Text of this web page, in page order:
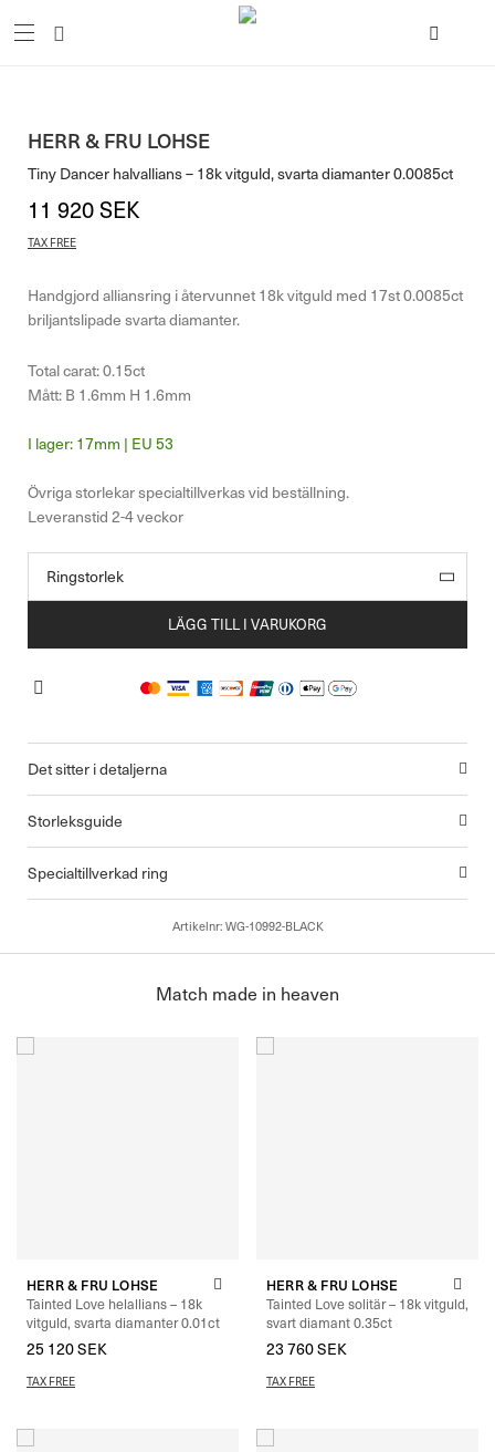
HERR & FRU LOHSE
Tiny Dancer halvallians – 18k vitguld, svarta diamanter 0.0085ct
11 920SEK
TAX FREE
Handgjord alliansring i återvunnet 18k vitguld med 17st 0.0085ct
briljantslipade svarta diamanter.
Total carat: 0.15ct
Mått: B 1.6mm H 1.6mm
17mm | EU 53
LÄGG TILL I VARUKORG
Det sitter i detaljerna
Storleksguide
Specialtillverkad ring
Artikelnr: WG-10992-BLACK
HERR & FRU LOHSE
Tainted Love helallians – 18k
vitguld, svarta diamanter 0.01ct
25 120SEK
TAX FREE
HERR & FRU LOHSE
Tainted Love solitär – 18k vitguld,
svart diamant 0.35ct
23 760SEK
TAX FREE